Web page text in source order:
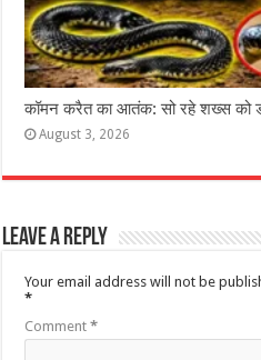
कॉमन करैत का आतंक: सो रहे शख्स को
August 3, 2026
Leave a Reply
Your email address will not be
*
Comment*